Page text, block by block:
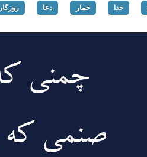
خدا خمار دعا روزگار